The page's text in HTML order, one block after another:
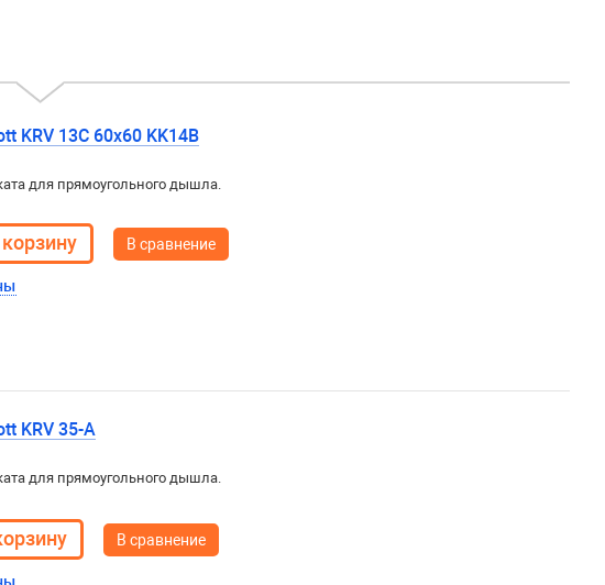
KRV 13С 60х60 KK14B
для прямоугольного дышла.
В сравнение
KRV 35-A
для прямоугольного дышла.
В сравнение